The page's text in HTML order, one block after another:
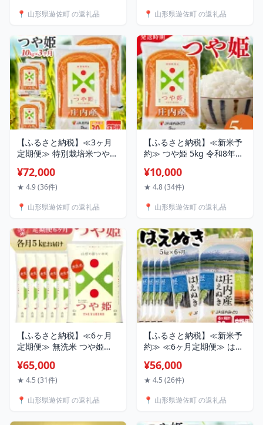
山形県産 毎月下旬にお届け
方 精米 白米 連続定期便 小
分け
📍 山形県遊佐町 の返礼品
イーツ 季節物 春 夏 秋 冬
📍 山形県遊佐町 の返礼品
【ふるさと納税】≪3ヶ月
定期便≫ 特別栽培米つや姫
続 計30kg 山形県庄内産 ご
希望期間の毎月下旬頃お届
米 庄内米 東北 遊佐町 ブラ
¥72,000
★ 4.9 (36件)
📍 山形県遊佐町 の返礼品
【ふるさと納税】≪新米予
約≫ つや姫 5kg 令和8年産
産 ご希望の時期頃にお届け
東北 山形県 遊佐町 庄内地
ド米 庄内米 ご飯 ごはん 農
べる
¥10,000
★ 4.8 (34件)
📍 山形県遊佐町 の返礼品
【ふるさと納税】≪6ヶ月
定期便≫ 無洗米 つや姫
形県産 毎月中旬にお届け
東北 山形県 遊佐町 庄内地
ド米 ごはん ご飯 連続定期
¥65,000
★ 4.5 (31件)
📍 山形県遊佐町 の返礼品
【ふるさと納税】≪新米予
約≫ ≪6ヶ月定期便≫ はえ
山形県庄内産 ご希望期間の
毎月中旬頃お届け JA 農協
東北 遊佐町
¥56,000
★ 4.5 (26件)
📍 山形県遊佐町 の返礼品